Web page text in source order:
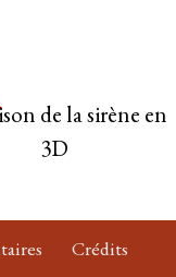
de la sirène en
3D
Crédits